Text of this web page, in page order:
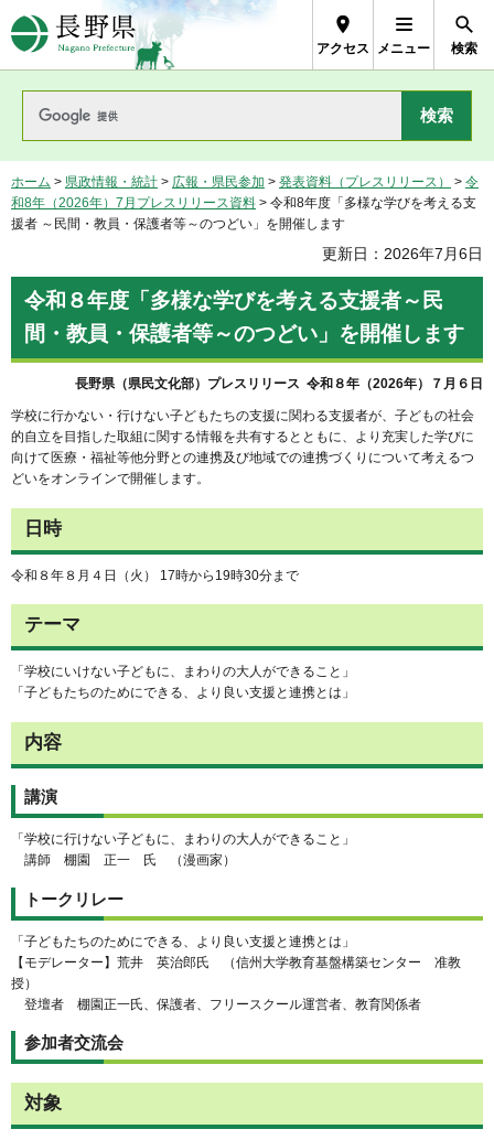
長野県Nagano Prefecture
アクセス メニュー 検索
ホーム > 県政情報・統計 > 広報・県民参加 > 発表資料（プレスリリース） > 令
和8年（2026年）7月プレスリリース資料 > 令和8年度「多様な学びを考える支
援者 ～民間・教員・保護者等～のつどい」を開催します
更新日：2026年7月6日
令和８年度「多様な学びを考える支援者～民
間・教員・保護者等～のつどい」を開催します
長野県（県民文化部）プレスリリース 令和８年（2026年）７月６日
学校に行かない・行けない子どもたちの支援に関わる支援者が、子どもの社会
的自立を目指した取組に関する情報を共有するとともに、より充実した学びに
向けて医療・福祉等他分野との連携及び地域での連携づくりについて考えるつ
どいをオンラインで開催します。
日時
令和８年８月４日（火） 17時から19時30分まで
テーマ
「学校にいけない子どもに、まわりの大人ができること」
「子どもたちのためにできる、より良い支援と連携とは」
内容
講演
「学校に行けない子どもに、まわりの大人ができること」
講師 棚園 正一 氏 （漫画家）
トークリレー
「子どもたちのためにできる、より良い支援と連携とは」
【モデレーター】荒井 英治郎氏 （信州大学教育基盤構築センター 准教
授）
登壇者 棚園正一氏、保護者、フリースクール運営者、教育関係者
参加者交流会
対象